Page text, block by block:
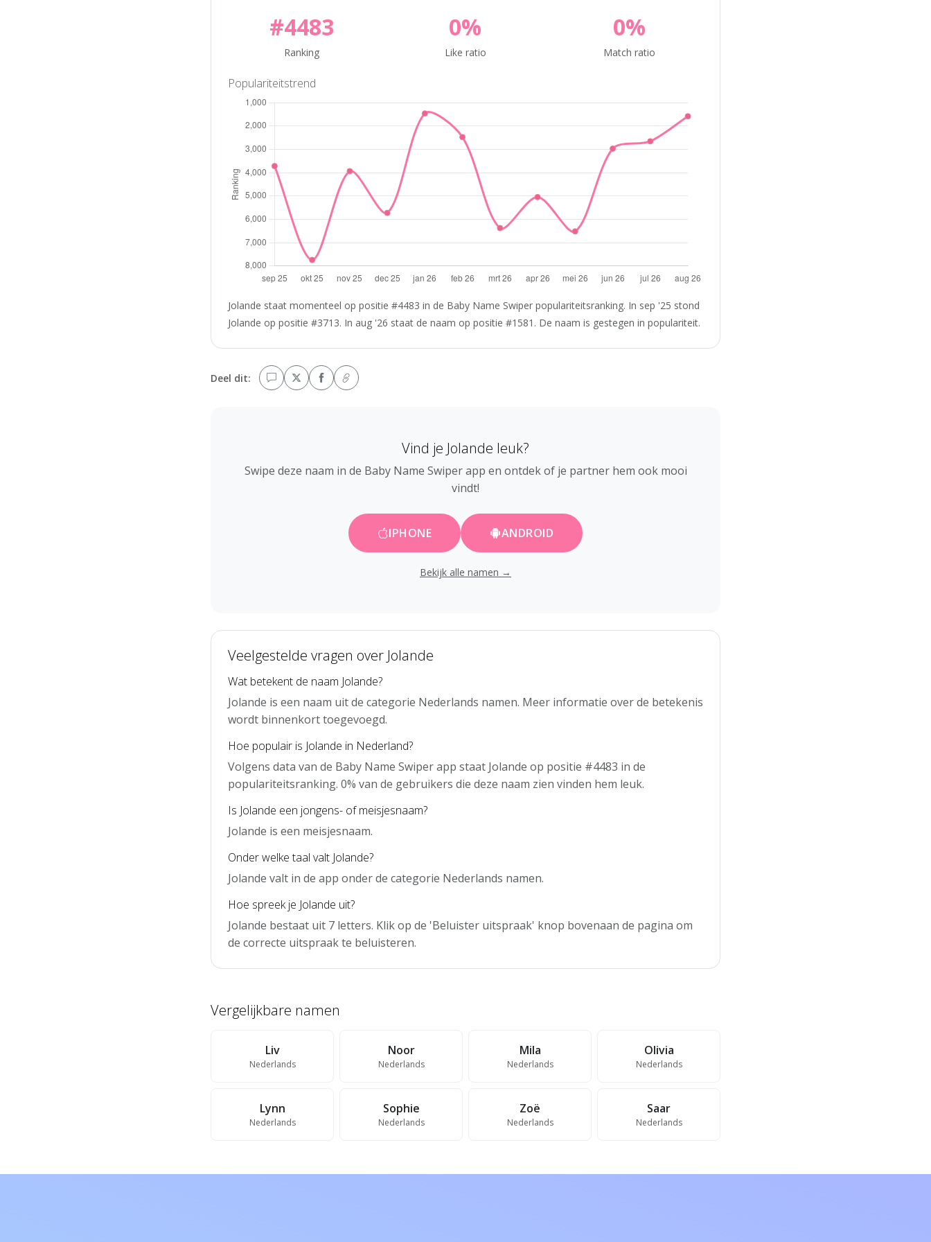
#4483
Ranking
0%
Like ratio
0%
Match ratio
Populariteitstrend
Jolande staat momenteel op positie #4483 in de Baby Name Swiper populariteitsranking. In sep '25 stond
Jolande op positie #3713. In aug '26 staat de naam op positie #1581. De naam is gestegen in populariteit.
Deel dit:
Vind je Jolande leuk?
Swipe deze naam in de Baby Name Swiper app en ontdek of je partner hem ook mooi
vindt!
IPHONE ANDROID
Bekijk alle namen →
Veelgestelde vragen over Jolande
Wat betekent de naam Jolande?
Jolande is een naam uit de categorie Nederlands namen. Meer informatie over de betekenis
wordt binnenkort toegevoegd.
Hoe populair is Jolande in Nederland?
Volgens data van de Baby Name Swiper app staat Jolande op positie #4483 in de
populariteitsranking. 0% van de gebruikers die deze naam zien vinden hem leuk.
Is Jolande een jongens- of meisjesnaam?
Jolande is een meisjesnaam.
Onder welke taal valt Jolande?
Jolande valt in de app onder de categorie Nederlands namen.
Hoe spreek je Jolande uit?
Jolande bestaat uit 7 letters. Klik op de 'Beluister uitspraak' knop bovenaan de pagina om
de correcte uitspraak te beluisteren.
Vergelijkbare namen
Liv
Nederlands
Noor
Nederlands
Mila
Nederlands
Olivia
Nederlands
Lynn
Nederlands
Sophie
Nederlands
Zoë
Nederlands
Saar
Nederlands